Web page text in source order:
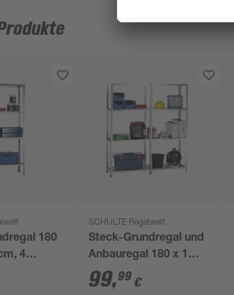
180
4
kg
SCHULTE Regalwelt
Steck-Grundregal und
Anbauregal 180 x 140
x 50 cm, 8 Böden,
verzinkt, Tragkraft 340
99,99 €